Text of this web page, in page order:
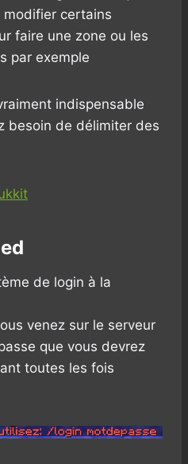
modifier certains
faire une zone ou les
par exemple
indispensable
besoin de délimiter des
de login à la
venez sur le serveur
que vous devrez
toutes les fois